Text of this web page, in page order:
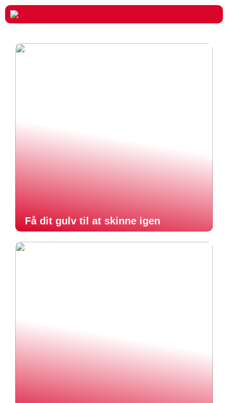
Få dit gulv til at skinne igen